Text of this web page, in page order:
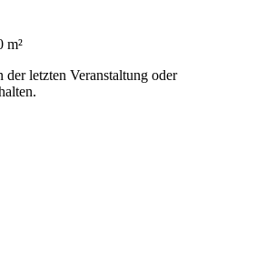
m²
letzten Veranstaltung oder